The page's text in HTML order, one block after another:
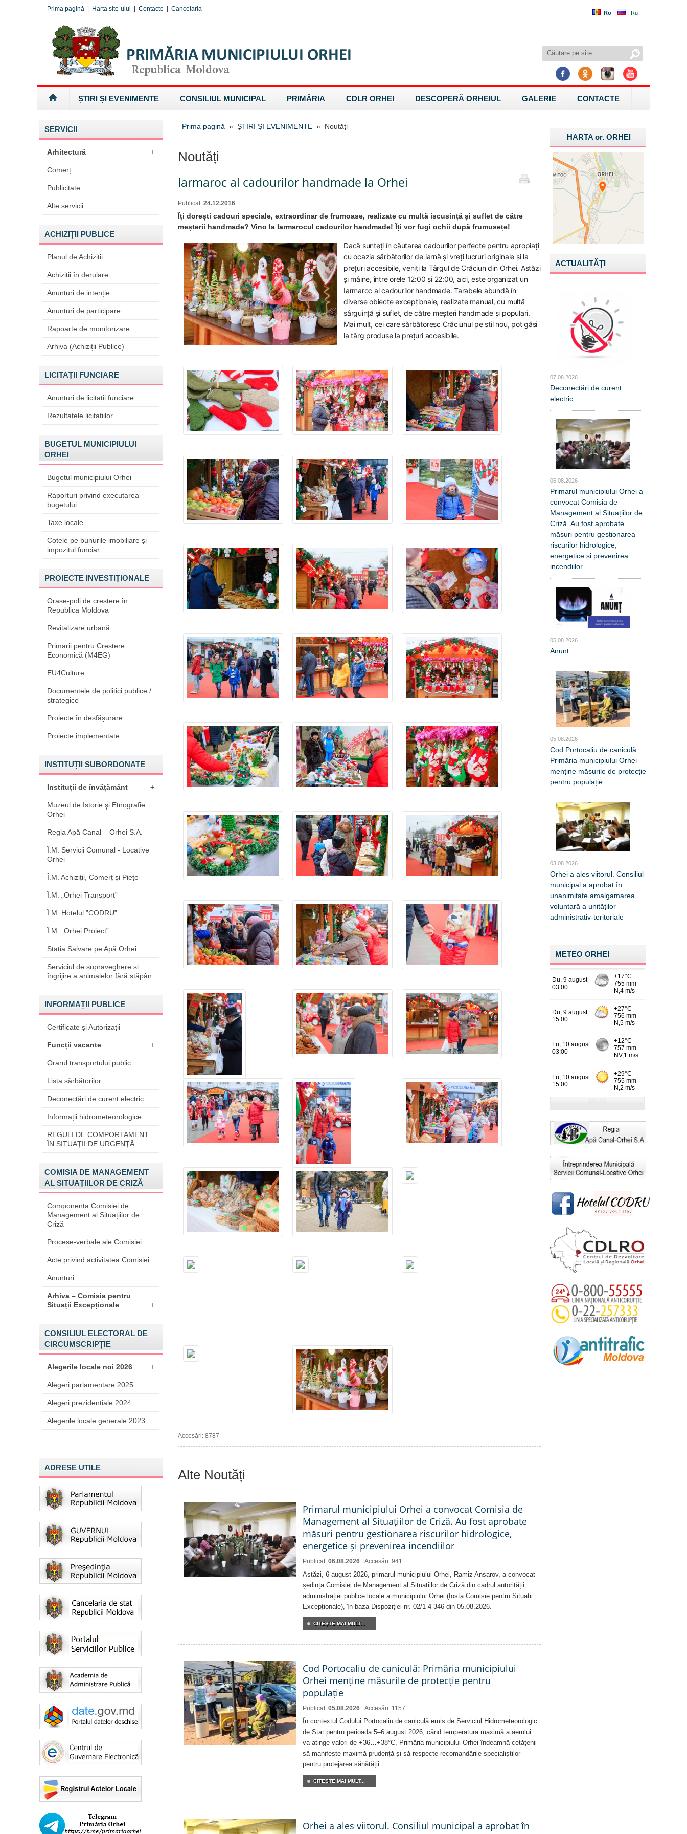
Ro Ru
Prima pagină Harta site-ului Contacte Cancelaria
ȘTIRI ȘI EVENIMENTE CONSILIUL MUNICIPAL PRIMĂRIA CDLR ORHEI DESCOPERĂ ORHEIUL GALERIE CONTACTE
SERVICII
Arhitectură +
Comerț
Publicitate
Alte servicii
ACHIZIȚII PUBLICE
Planul de Achiziții
Achiziții în derulare
Anunțuri de intenție
Anunțuri de participare
Rapoarte de monitorizare
Arhiva (Achiziții Publice)
LICITAȚII FUNCIARE
Anunțuri de licitații funciare
Rezultatele licitațiilor
BUGETUL MUNICIPIULUI
ORHEI
Bugetul municipiului Orhei
Raporturi privind executarea
bugetului
Taxe locale
Cotele pe bunurile imobiliare și
impozitul funciar
PROIECTE INVESTIȚIONALE
Orașe-poli de creștere în
Republica Moldova
Revitalizare urbană
Primarii pentru Creștere
Economică (M4EG)
EU4Culture
Documentele de politici publice /
strategice
Proiecte în desfășurare
Proiecte implementate
INSTITUȚII SUBORDONATE
Instituții de învățământ +
Muzeul de Istorie şi Etnografie
Orhei
Regia Apă Canal – Orhei S.A.
Î.M. Servicii Comunal - Locative
Orhei
Î.M. Achiziții, Comerț și Piețe
Î.M. „Orhei Transport”
Î.M. Hotelul ”CODRU”
Î.M. „Orhei Proiect”
Stația Salvare pe Apă Orhei
Serviciul de supraveghere și
îngrijire a animalelor fără stăpân
INFORMAȚII PUBLICE
Certificate și Autorizații
Funcții vacante +
Orarul transportului public
Lista sărbătorilor
Deconectări de curent electric
Informații hidrometeorologice
REGULI DE COMPORTAMENT
ÎN SITUAŢII DE URGENŢĂ
COMISIA DE MANAGEMENT
AL SITUAȚIILOR DE CRIZĂ
Componența Comisiei de
Management al Situațiilor de
Criză
Procese-verbale ale Comisiei
Acte privind activitatea Comisiei
Anunțuri
Arhiva – Comisia pentru
Situații Excepționale
+
CONSILIUL ELECTORAL DE
CIRCUMSCRIPȚIE
Alegerile locale noi 2026 +
Alegeri parlamentare 2025
Alegeri prezidențiale 2024
Alegerile locale generale 2023
ADRESE UTILE
Prima pagină » ȘTIRI ȘI EVENIMENTE » Noutăți
Noutăți
Iarmaroc al cadourilor handmade la Orhei
Publicat: 24.12.2016
Îți dorești cadouri speciale, extraordinar de frumoase, realizate cu multă iscusință și suflet de către
meșterii handmade? Vino la Iarmarocul cadourilor handmade! Îți vor fugi ochii după frumusețe!
Dacă sunteți în căutarea cadourilor perfecte pentru apropiați
cu ocazia sărbătorilor de iarnă și vreți lucruri originale și la
prețuri accesibile, veniți la Târgul de Crăciun din Orhei. Astăzi
și mâine, între orele 12:00 și 22:00, aici, este organizat un
Iarmaroc al cadourilor handmade. Tarabele abundă în
diverse obiecte excepționale, realizate manual, cu multă
sârguință și suflet, de către meșteri handmade și populari.
Mai mult, cei care sărbătoresc Crăciunul pe stil nou, pot găsi
la târg produse la prețuri accesibile.
Accesări: 8787
Alte Noutăți
Primarul municipiului Orhei a convocat Comisia de
Management al Situațiilor de Criză. Au fost aprobate
măsuri pentru gestionarea riscurilor hidrologice,
energetice și prevenirea incendiilor
Publicat: 06.08.2026 Accesări: 941
Astăzi, 6 august 2026, primarul municipiului Orhei, Ramiz Ansarov, a convocat
ședința Comisiei de Management al Situațiilor de Criză din cadrul autorității
administrației publice locale a municipiului Orhei (fosta Comisie pentru Situații
Excepționale), în baza Dispoziției nr. 02/1-4-346 din 05.08.2026.
CITEŞTE MAI MULT...
Cod Portocaliu de caniculă: Primăria municipiului
Orhei menține măsurile de protecție pentru
populație
Publicat: 05.08.2026 Accesări: 1157
În contextul Codului Portocaliu de caniculă emis de Serviciul Hidrometeorologic
de Stat pentru perioada 5–6 august 2026, când temperatura maximă a aerului
va atinge valori de +36…+38°C, Primăria municipiului Orhei îndeamnă cetățenii
să manifeste maximă prudență și să respecte recomandările specialiștilor
pentru protejarea sănătății.
CITEŞTE MAI MULT...
Orhei a ales viitorul. Consiliul municipal a aprobat în
HARTA or.ORHEI
ACTUALITĂŢI
07.08.2026
Deconectări de curent
electric
06.08.2026
Primarul municipiului Orhei a
convocat Comisia de
Management al Situațiilor de
Criză. Au fost aprobate
măsuri pentru gestionarea
riscurilor hidrologice,
energetice și prevenirea
incendiilor
05.08.2026
Anunț
05.08.2026
Cod Portocaliu de caniculă:
Primăria municipiului Orhei
menține măsurile de protecție
pentru populație
03.08.2026
Orhei a ales viitorul. Consiliul
municipal a aprobat în
unanimitate amalgamarea
voluntară a unităților
administrativ-teritoriale
METEO ORHEI